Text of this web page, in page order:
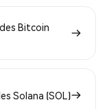
Bitcoin
Solana (SOL)